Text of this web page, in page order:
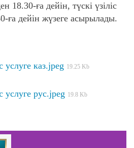
18.30-ға дейін, түскі үзіліс
ға дейін жүзеге асырылады.
услуге каз.jpeg 19.25 Kb
услуге рус.jpeg 19.8 Kb